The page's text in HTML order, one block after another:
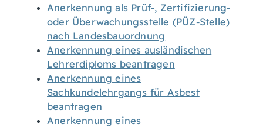
Anerkennung als Prüf-, Zertifizierung-
oder Überwachungsstelle (PÜZ-Stelle)
nach Landesbauordnung
Anerkennung eines ausländischen
Lehrerdiploms beantragen
Anerkennung eines
Sachkundelehrgangs für Asbest
beantragen
Anerkennung eines